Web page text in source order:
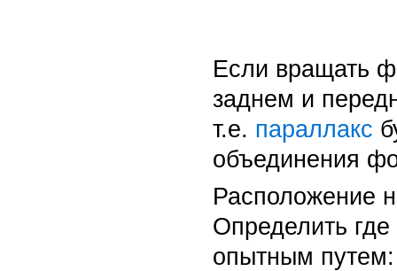
Если вращать
заднем и
т.е. параллакс
объединения
Расположение
Определить
опытным путем: